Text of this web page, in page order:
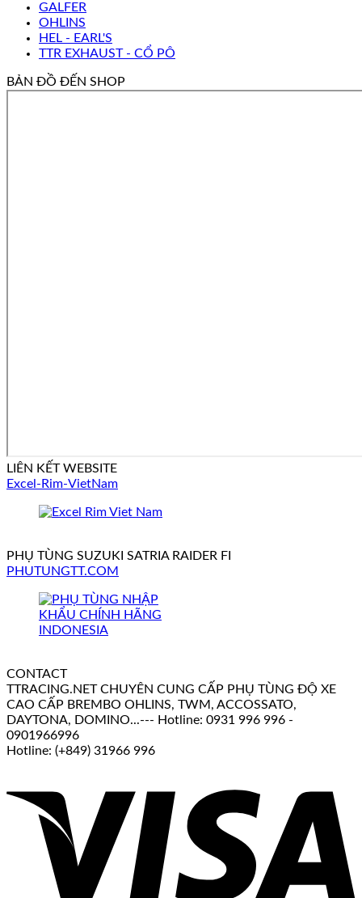
GALFER
OHLINS
HEL - EARL'S
TTR EXHAUST - CỔ PÔ
BẢN ĐỒ ĐẾN SHOP
LIÊN KẾT WEBSITE
Excel-Rim-VietNam
PHỤ TÙNG SUZUKI SATRIA RAIDER FI
PHUTUNGTT.COM
CONTACT
TTRACING.NET CHUYÊN CUNG CẤP PHỤ TÙNG ĐỘ XE
CAO CẤP BREMBO OHLINS, TWM, ACCOSSATO,
DAYTONA, DOMINO...--- Hotline: 0931 996 996 -
0901966996
Hotline: (+849) 31966 996